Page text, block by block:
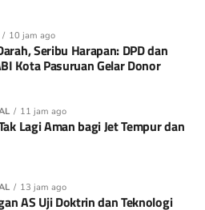
10 jam ago
Seribu Harapan: DPD dan
Kota Pasuruan Gelar Donor
11 jam ago
Lagi Aman bagi Jet Tempur dan
13 jam ago
AS Uji Doktrin dan Teknologi